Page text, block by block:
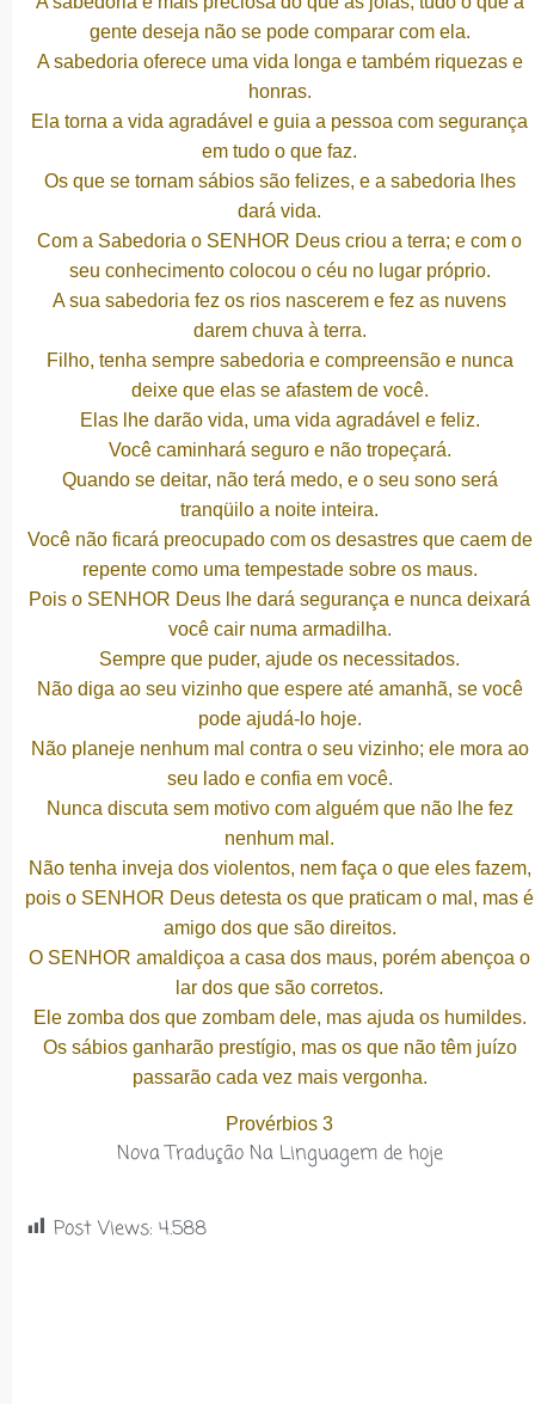
gente deseja não se pode comparar com ela.
A sabedoria oferece uma vida longa e também riquezas e
honras.
Ela torna a vida agradável e guia a pessoa com segurança
em tudo o que faz.
Os que se tornam sábios são felizes, e a sabedoria lhes
dará vida.
Com a Sabedoria o SENHOR Deus criou a terra; e com o
seu conhecimento colocou o céu no lugar próprio.
A sua sabedoria fez os rios nascerem e fez as nuvens
darem chuva à terra.
Filho, tenha sempre sabedoria e compreensão e nunca
deixe que elas se afastem de você.
Elas lhe darão vida, uma vida agradável e feliz.
Você caminhará seguro e não tropeçará.
Quando se deitar, não terá medo, e o seu sono será
tranqüilo a noite inteira.
Você não ficará preocupado com os desastres que caem de
repente como uma tempestade sobre os maus.
Pois o SENHOR Deus lhe dará segurança e nunca deixará
você cair numa armadilha.
Sempre que puder, ajude os necessitados.
Não diga ao seu vizinho que espere até amanhã, se você
pode ajudá-lo hoje.
Não planeje nenhum mal contra o seu vizinho; ele mora ao
seu lado e confia em você.
Nunca discuta sem motivo com alguém que não lhe fez
nenhum mal.
Não tenha inveja dos violentos, nem faça o que eles fazem,
pois o SENHOR Deus detesta os que praticam o mal, mas é
amigo dos que são direitos.
O SENHOR amaldiçoa a casa dos maus, porém abençoa o
lar dos que são corretos.
Ele zomba dos que zombam dele, mas ajuda os humildes.
Os sábios ganharão prestígio, mas os que não têm juízo
passarão cada vez mais vergonha.
Provérbios 3
Nova Tradução Na Linguagem de hoje
Post Views: 4.588